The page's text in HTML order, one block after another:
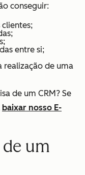
conseguir:
entre si;
realização de uma
de um CRM? Se
baixar nosso E-
um